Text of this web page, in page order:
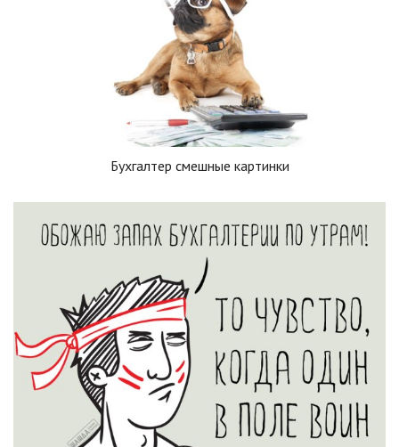
Бухгалтер смешные картинки